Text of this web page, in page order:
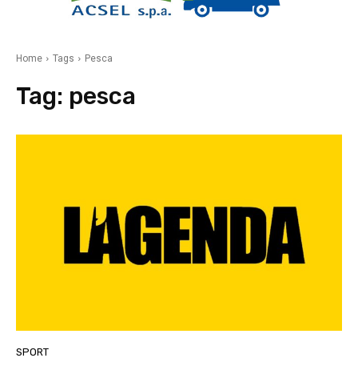
Home Tags Pesca
Tag: pesca
SPORT